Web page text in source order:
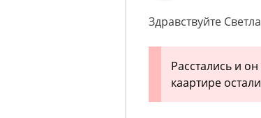
Здравствуйте
Расстались и
каартире